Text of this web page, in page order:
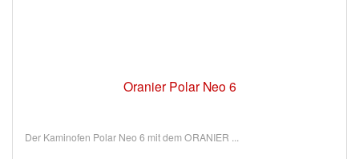
Oranier Polar Neo 6
Der Kaminofen Polar Neo 6 mit dem ORANIER ...